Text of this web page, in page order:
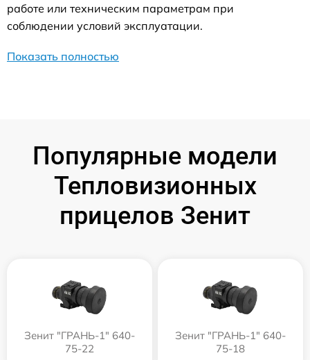
работе или техническим параметрам при
соблюдении условий эксплуатации.
Показать полностью
Популярные модели
Тепловизионных
прицелов Зенит
Зенит "ГРАНЬ-1" 640-
75-22
Зенит "ГРАНЬ-1" 640-
75-18